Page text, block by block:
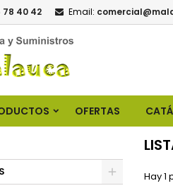
78 40 42 Email:
OFERTAS
Hay 1